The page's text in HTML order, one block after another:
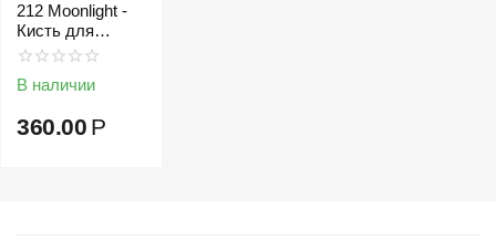
212 Moonlight -
Кисть для
корректоров
В наличии
360.00 Р